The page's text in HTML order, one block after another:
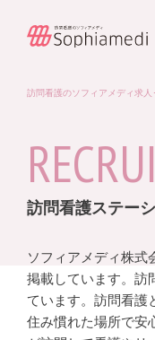
訪問看護のソフィアメディ求人
訪問看護ステー
ソフィアメディ株式
掲載しています。訪
ています。訪問看護
住み慣れた場所で安